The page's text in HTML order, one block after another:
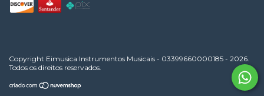
Copyright Eimusica Instrumentos Musicais - 03399660000185 - 2026.
Todos os direitos reservados.